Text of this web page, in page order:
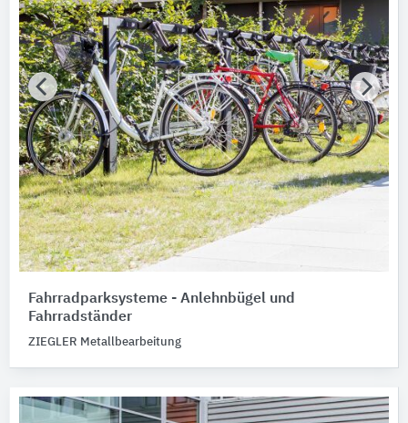
ZIEGLER Metallbearbeitung
Nachhaltigkeit
Nachhaltigkeitsinfo vorhanden
Merkmale / Eigenschaften
Bitte auswählen
Produktkategorie
Akku-Ladestationen
Akku-Laderegler
Fahrradparksysteme - Anlehnbügel und
Fahrradständer
ZIEGLER Metallbearbeitung